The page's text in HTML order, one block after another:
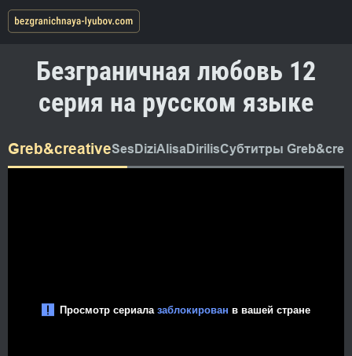
Безграничная любовь 12
серия на русском языке
Greb&creativeSesDiziAlisaDirilisСубтитры